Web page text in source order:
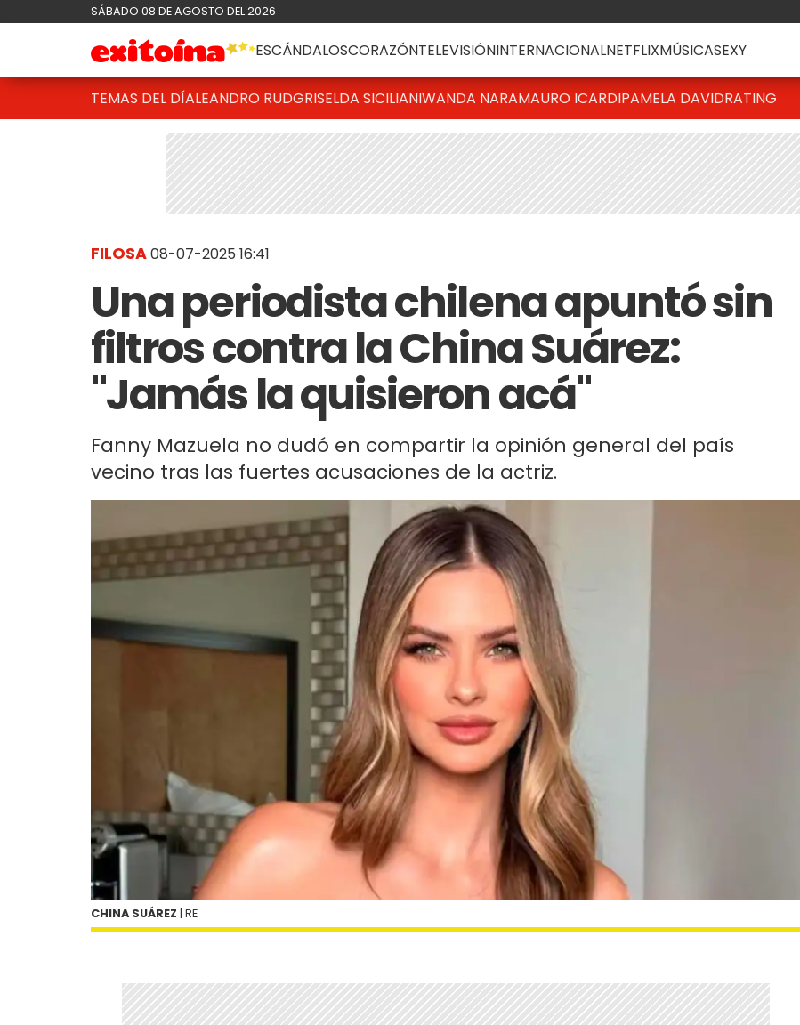
SÁBADO 08 DE AGOSTO DEL 2026
ESCÁNDALOSCORAZÓNTELEVISIÓNINTERNACIONALNETFLIXMÚSICASEXY
TEMAS DEL DÍALEANDRO RUDGRISELDA SICILIANIWANDA NARAMAURO ICARDIPAMELA DAVIDRATING
FILOSA08-07-2025 16:41
Una periodista chilena apuntó sin
filtros contra la China Suárez:
"Jamás la quisieron acá"
Fanny Mazuela no dudó en compartir la opinión general del país
vecino tras las fuertes acusaciones de la actriz.
CHINA SUÁREZ | RE